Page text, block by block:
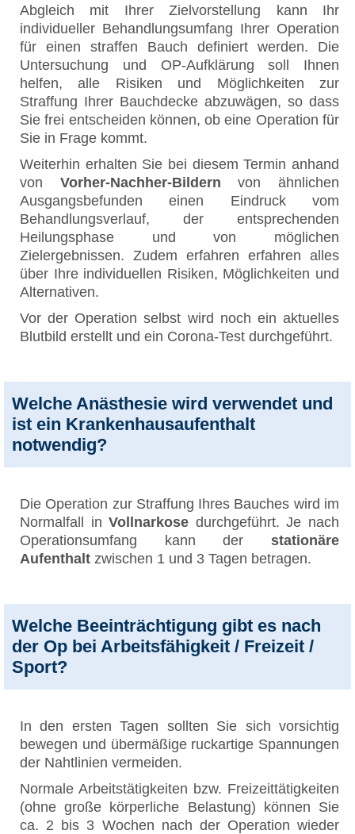
Abgleich mit Ihrer Zielvorstellung kann Ihr
individueller Behandlungsumfang Ihrer Operation
für einen straffen Bauch definiert werden. Die
Untersuchung und OP-Aufklärung soll Ihnen
helfen, alle Risiken und Möglichkeiten zur
Straffung Ihrer Bauchdecke abzuwägen, so dass
Sie frei entscheiden können, ob eine Operation für
Sie in Frage kommt.
Weiterhin erhalten Sie bei diesem Termin anhand
von Vorher-Nachher-Bildern von ähnlichen
Ausgangsbefunden einen Eindruck vom
Behandlungsverlauf, der entsprechenden
Heilungsphase und von möglichen
Zielergebnissen. Zudem erfahren erfahren alles
über Ihre individuellen Risiken, Möglichkeiten und
Alternativen.
Vor der Operation selbst wird noch ein aktuelles
Blutbild erstellt und ein Corona-Test durchgeführt.
Welche Anästhesie wird verwendet und
ist ein Krankenhausaufenthalt
notwendig?
Die Operation zur Straffung Ihres Bauches wird im
Normalfall inVollnarkose durchgeführt. Je nach
Operationsumfang kann der stationäre
Aufenthalt zwischen 1 und 3 Tagen betragen.
Welche Beeinträchtigung gibt es nach
der Op bei Arbeitsfähigkeit / Freizeit /
Sport?
In den ersten Tagen sollten Sie sich vorsichtig
bewegen und übermäßige ruckartige Spannungen
der Nahtlinien vermeiden.
Normale Arbeitstätigkeiten bzw. Freizeittätigkeiten
(ohne große körperliche Belastung) können Sie
ca. 2 bis 3 Wochen nach der Operation wieder